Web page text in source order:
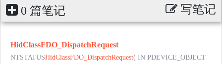
0 篇笔记 写笔记
HidClassFDO_DispatchRequest
NTSTATUSHidClassFDO_DispatchRequest( IN PDEVICE_OBJECT